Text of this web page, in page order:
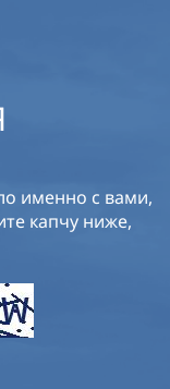
именно с вами,
капчу ниже,